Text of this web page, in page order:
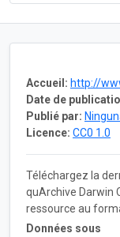
Accueil: http://
Date de
Publié par:
Licence: CC0 1.0
Téléchargez la
quArchive Darwin
ressource au
Données sous